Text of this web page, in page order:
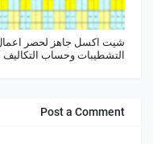
شيت اكسل جاهز لحصر
التشطيبات وحساب التكاليف
Post a Comment